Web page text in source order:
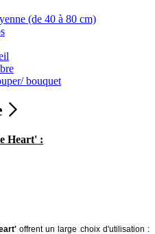
(de 40 à 80 cm)
bouquet
Heart' :
offrent un large choix d'utilisation :